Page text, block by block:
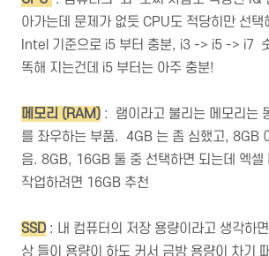
아가는데 문제가 없듯 CPU도 적당히만 선택
Intel 기준으로 i5 부터 충분, i3 -> i5 -> i7
똑해 지는건데 i5 부터는 아주 충분!
메모리 (RAM) : 램이라고 불리는 메모리는
를 좌우하는 부품. 4GB 는 좀 심했고, 8GB
음. 8GB, 16GB 둘 중 선택하면 되는데 엑셀
작업하려면 16GB 추천
SSD: 내 컴퓨터의 저장 용량이라고 생각하
상 들이 용량이 하도 커서 금방 용량이 차기